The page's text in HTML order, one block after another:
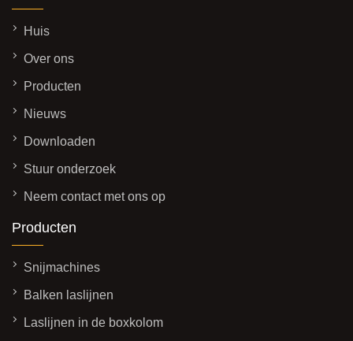
Huis
Over ons
Producten
Nieuws
Downloaden
Stuur onderzoek
Neem contact met ons op
Producten
Snijmachines
Balken laslijnen
Laslijnen in de boxkolom